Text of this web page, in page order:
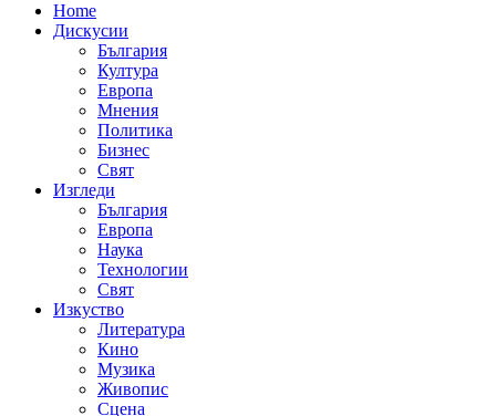
Home
Дискусии
България
Култура
Европа
Мнения
Политика
Бизнес
Свят
Изгледи
България
Европа
Наука
Технологии
Свят
Изкуство
Литература
Кино
Музика
Живопис
Сцена